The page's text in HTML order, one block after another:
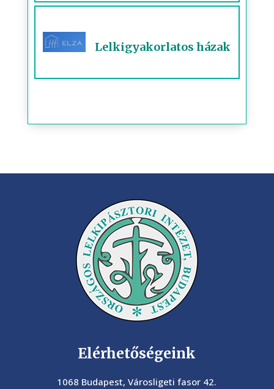
Lelkigyakorlatos házak
Elérhetőségeink
1068 Budapest, Városligeti fasor 42.